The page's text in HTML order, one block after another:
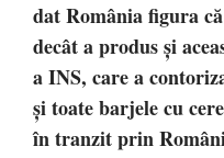
dat România figura
decât a produs şi
a INS, care a
şi toate barjele cu
în tranzit prin